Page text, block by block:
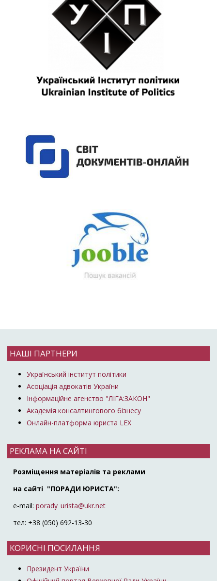
НАШІ ПАРТНЕРИ
Український інститут політики
Асоціація адвокатів України
Інформаційне агенство "ЛІГА:ЗАКОН"
Академія консалтингового бізнесу
Онлайн-платформа юриста LEX
РЕКЛАМА НА САЙТІ
Розміщення матеріалів та реклами
на сайті "ПОРАДИ ЮРИСТА":
e-mail: porady_urista@ukr.net
тел: +38 (050) 692-13-30
КОРИСНІ ПОСИЛАННЯ
Президент України